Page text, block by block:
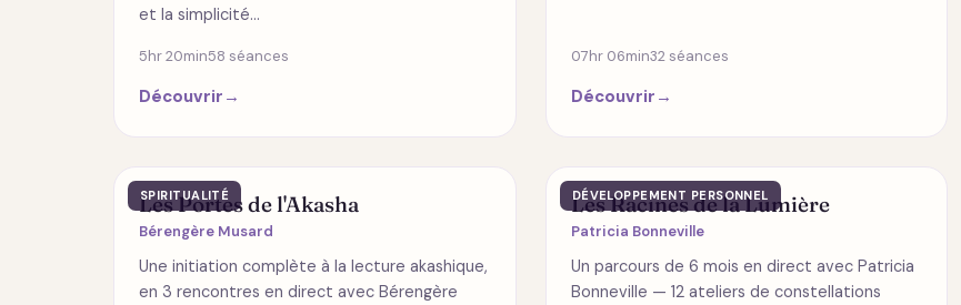
et la simplicité…
5hr 20min58 séances
Découvrir →
07hr 06min32 séances
Découvrir →
SPIRITUALITÉ
Les Portes de l'Akasha
Bérengère Musard
Une initiation complète à la lecture akashique,
en 3 rencontres en direct avec Bérengère
DÉVELOPPEMENT PERSONNEL
Les Racines de la Lumière
Patricia Bonneville
Un parcours de 6 mois en direct avec Patricia
Bonneville — 12 ateliers de constellations